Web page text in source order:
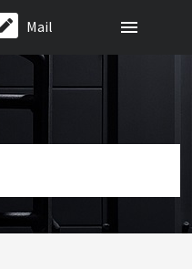
Mail